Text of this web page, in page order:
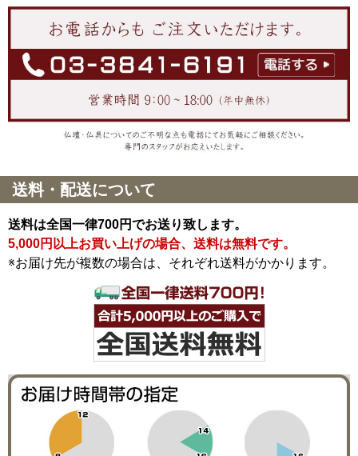
送料・配送について
送料は全国一律700円でお送り致します。
5,000円以上お買い上げの場合、送料は無料です。
※お届け先が複数の場合は、それぞれ送料がかかります。